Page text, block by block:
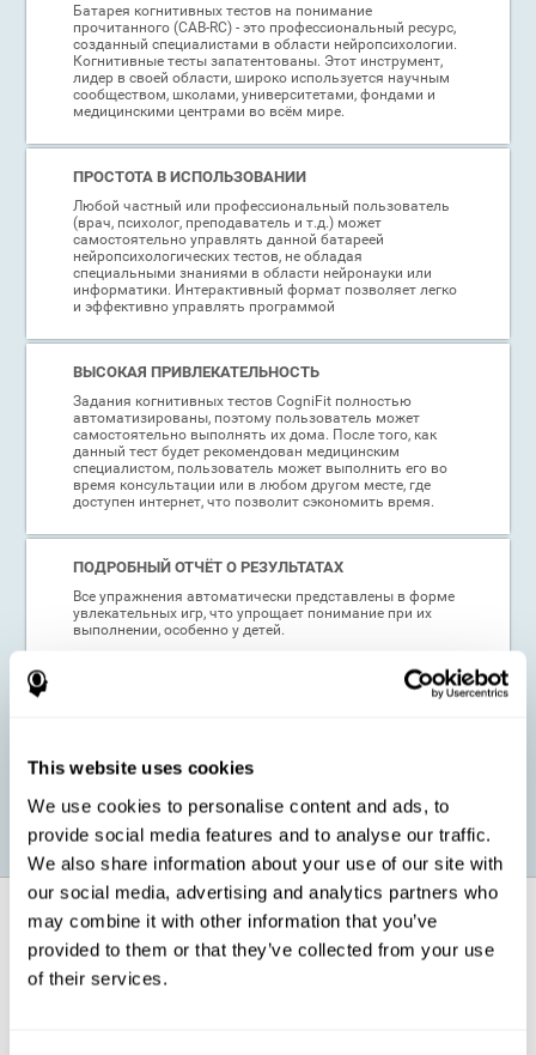
This website uses cookies
We use cookies to personalise content and ads, to
provide social media features and to analyse our traffic.
We also share information about your use of our site with
our social media, advertising and analytics partners who
may combine it with other information that you’ve
provided to them or that they’ve collected from your use
of their services.
Батарея когнитивных тестов на понимание
прочитанного (CAB-RC) - это профессиональный ресурс,
созданный специалистами в области нейропсихологии.
Когнитивные тесты запатентованы. Этот инструмент,
лидер в своей области, широко используется научным
сообществом, школами, университетами, фондами и
медицинскими центрами во всём мире.
ПРОСТОТА В ИСПОЛЬЗОВАНИИ
Любой частный или профессиональный пользователь
(врач, психолог, преподаватель и т.д.) может
самостоятельно управлять данной батареей
нейропсихологических тестов, не обладая
специальными знаниями в области нейронауки или
информатики. Интерактивный формат позволяет легко
и эффективно управлять программой
ВЫСОКАЯ ПРИВЛЕКАТЕЛЬНОСТЬ
Задания когнитивных тестов CogniFit полностью
автоматизированы, поэтому пользователь может
самостоятельно выполнять их дома. После того, как
данный тест будет рекомендован медицинским
специалистом, пользователь может выполнить его во
время консультации или в любом другом месте, где
доступен интернет, что позволит сэкономить время.
ПОДРОБНЫЙ ОТЧЁТ О РЕЗУЛЬТАТАХ
Все упражнения автоматически представлены в форме
увлекательных игр, что упрощает понимание при их
выполнении, особенно у детей.
помощью комплексной системы анализа результатов,
что позволяет выявить и понять симптомы, сильные и
Когда рекомендуется использовать
этот когнитивный тест на понимание
прочитанного?